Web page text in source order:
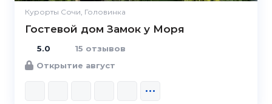
Курорты Сочи, Головинка
Гостевой дом Замок у Моря
5.0
15 отзывов
Открытие август